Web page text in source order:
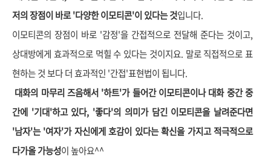
저의 장점이 바로 '다양한 이모티콘'이 있다는 것입니다.
이모티콘의 장점이 바로 '감정'을 간접적으로 전달해 준다는 것이고,
상대방에게 효과적으로 먹힐 수 있다는 것이지요. 말로 직접적으로 표
현하는 것 보다 더 효과적인 '간접'표현법이 됩니다.
대화의 마무리 즈음해서 '하트'가 들어간 이모티콘이나 대화 중간 중
간에 '기대'하고 있다, '좋다'의 의미가 담긴 이모티콘을 날려준다면
'남자'는 '여자'가 자신에게 호감이 있다는 확신을 가지고 적극적으로
다가올 가능성이 높아요^^